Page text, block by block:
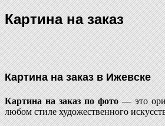
Картина на заказ
Картина на заказ в Ижевске
Картина на заказ по фото— это
любом стиле художественного